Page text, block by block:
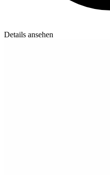
Details ansehen